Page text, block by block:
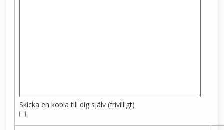
Skicka en kopia till dig själv (frivilligt)